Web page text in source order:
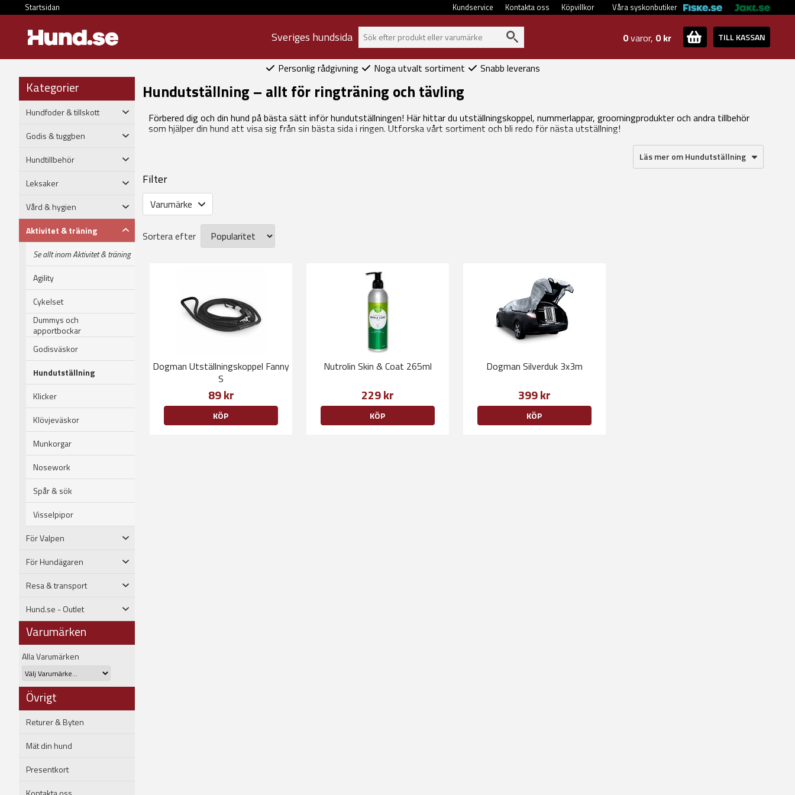
Startsidan Våra syskonbutiker
Köpvillkor
Kontakta oss
Kundservice
Sveriges hundsida 0varor, 0 kr TILL KASSAN
Personlig rådgivning Noga utvalt sortiment Snabb leverans
Kategorier
Hundfoder & tillskott
Godis & tuggben
Hundtillbehör
Leksaker
Vård & hygien
Aktivitet & träning
Se allt inom Aktivitet & träning
Agility
Cykelset
Dummys och
apportbockar
Godisväskor
Hundutställning
Klicker
Klövjeväskor
Munkorgar
Nosework
Spår & sök
Visselpipor
För Valpen
För Hundägaren
Resa & transport
Hund.se - Outlet
Varumärken
Alla Varumärken
Övrigt
Returer & Byten
Mät din hund
Presentkort
Hundutställning – allt för ringträning och tävling
Förbered dig och din hund på bästa sätt inför hundutställningen! Här hittar du utställningskoppel, nummerlappar, groomingprodukter och andra tillbehör
som hjälper din hund att visa sig från sin bästa sida i ringen. Utforska vårt sortiment och bli redo för nästa utställning!
Läs mer om Hundutställning
Filter
Varumärke
Sortera efter
Dogman Utställningskoppel Fanny
S
89 kr
KÖP
Nutrolin Skin & Coat 265ml
229 kr
KÖP
Dogman Silverduk 3x3m
399 kr
KÖP